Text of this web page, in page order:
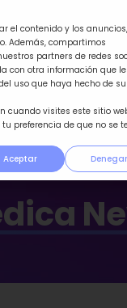
el contenido y los anuncios,
Además, compartimos
partners de redes
con otra información que
uso que haya hecho de
cuando visites este sitio
preferencia de que no se
Aceptar Denegar